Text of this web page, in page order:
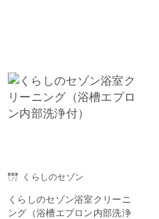
くらしのセゾン
くらしのセゾン浴室クリーニ
ング（浴槽エプロン内部洗浄